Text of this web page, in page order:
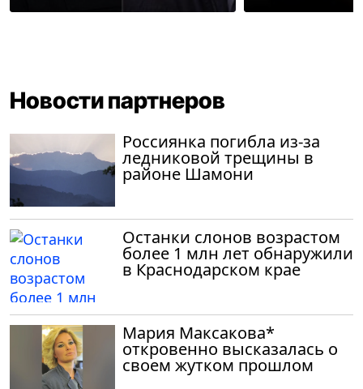
Новости партнеров
Россиянка погибла из-за
ледниковой трещины в
районе Шамони
Останки слонов возрастом
более 1 млн лет обнаружили
в Краснодарском крае
Мария Максакова*
откровенно высказалась о
своем жутком прошлом